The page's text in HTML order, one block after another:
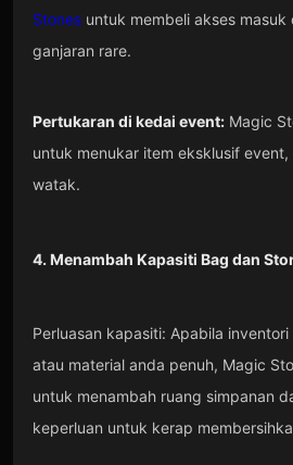
Stonesuntuk membeli akses masuk
ganjaran rare.
Pertukaran di kedai event:Magic
untuk menukar item eksklusif
watak.
4. Menambah Kapasiti Bag dan
Perluasan kapasiti: Apabila
atau material anda penuh, Magic
untuk menambah ruang simpanan
keperluan untuk kerap